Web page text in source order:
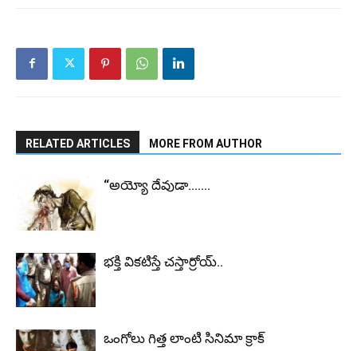
RELATED ARTICLES MORE FROM AUTHOR
“అయ్యో దేవుడా…….
భ‌క్తి విక‌టిస్తే చ‌స్తార్రోయ్‌..
ఒంగోలు గిత్త లాంటి సినిమా క్రాక్